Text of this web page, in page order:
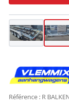
Référence : R